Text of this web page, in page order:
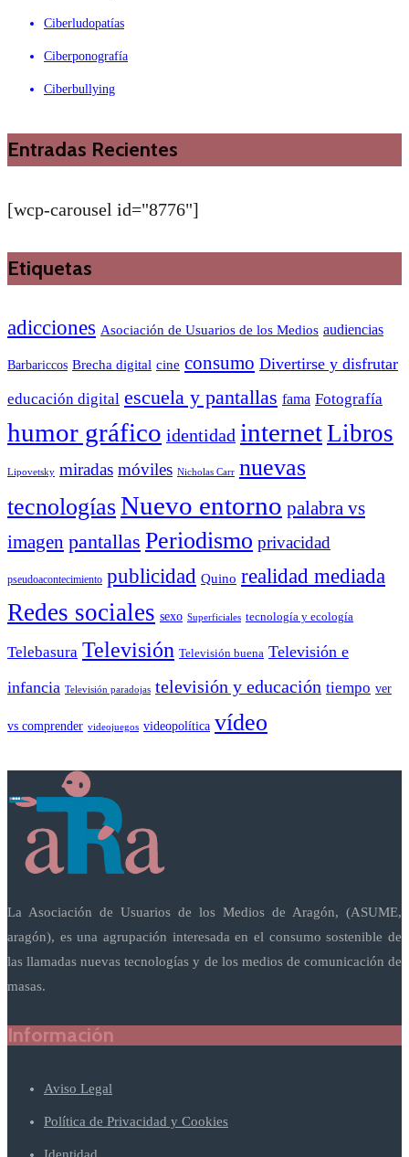
Ciberludopatías
Ciberponografía
Ciberbullying
Entradas Recientes
[wcp-carousel id="8776"]
Etiquetas
adicciones Asociación de Usuarios de los Medios audiencias
Barbariccos Brecha digital cine consumo Divertirse y disfrutar
educación digital escuela y pantallas fama Fotografía
humor gráfico identidad internetLibros
Lipovetsky miradas móviles Nicholas Carr nuevas
tecnologíasNuevo entorno palabra vs
imagen pantallas Periodismo privacidad
pseudoacontecimiento publicidad Quino realidad mediada
Redes sociales sexo Superficiales tecnología y ecología
Telebasura Televisión Televisión buena Televisión e
infancia Televisión paradojas televisión y educación tiempo ver
vs comprender videojuegos videopolítica vídeo
La Asociación de Usuarios de los Medios de Aragón, (ASUME,
aragón), es una agrupación interesada en el consumo sostenible de
las llamadas nuevas tecnologías y de los medios de comunicación de
masas.
Información
Aviso Legal
Política de Privacidad y Cookies